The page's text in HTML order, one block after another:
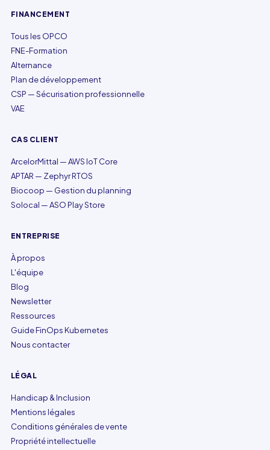
FINANCEMENT
Tous les OPCO
FNE-Formation
Alternance
Plan de développement
CSP — Sécurisation professionnelle
VAE
CAS CLIENT
ArcelorMittal — AWS IoT Core
APTAR — Zephyr RTOS
Biocoop — Gestion du planning
Solocal — ASO Play Store
ENTREPRISE
À propos
L'équipe
Blog
Newsletter
Ressources
Guide FinOps Kubernetes
Nous contacter
LÉGAL
Handicap & Inclusion
Mentions légales
Conditions générales de vente
Propriété intellectuelle